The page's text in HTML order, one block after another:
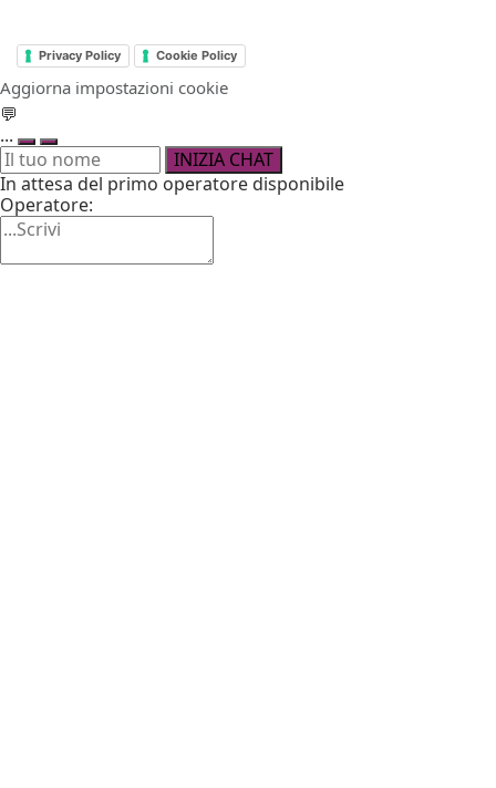
Privacy Policy Cookie Policy
Aggiorna impostazioni cookie
💬
...
INIZIA CHAT
In attesa del primo operatore disponibile
Operatore: